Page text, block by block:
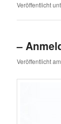
Veröffentlicht
–
Veröffentlicht